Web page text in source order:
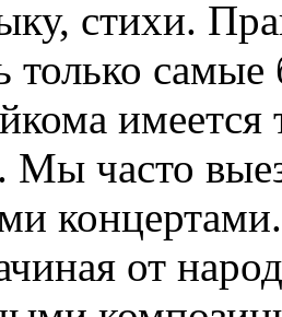
стихи.
только самые
Мы часто
от